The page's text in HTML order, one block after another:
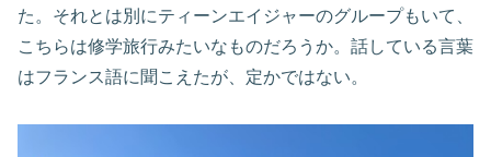
た。それとは別にティーンエイジャーのグループもいて、
こちらは修学旅行みたいなものだろうか。話している言葉
はフランス語に聞こえたが、定かではない。